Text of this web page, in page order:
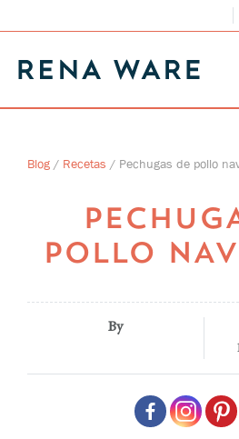
Blog / Recetas / Pechugas de pollo
POLLO
By